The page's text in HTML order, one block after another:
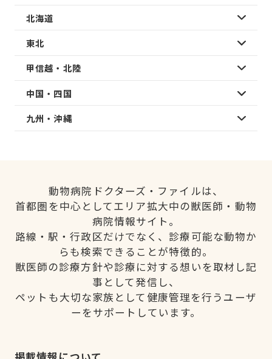
北海道
東北
甲信越・北陸
中国・四国
九州・沖縄
動物病院ドクターズ・ファイルは、
首都圏を中心としてエリア拡大中の獣医師・動物
病院情報サイト。
路線・駅・行政区だけでなく、診療可能な動物か
らも検索できることが特徴的。
獣医師の診療方針や診療に対する想いを取材し記
事として発信し、
ペットも大切な家族として健康管理を行うユーザ
ーをサポートしています。